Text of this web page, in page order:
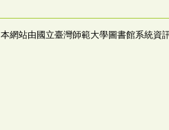
本網站由國立臺灣師範大學圖書館系統資